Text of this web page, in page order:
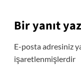
Bir yanıt
E-posta adresiniz
işaretlenmişlerdir